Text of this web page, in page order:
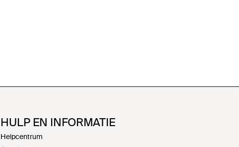
HULP EN INFORMATIE
Helpcentrum